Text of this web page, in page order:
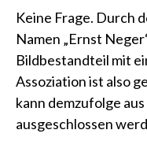
Keine Frage. Durch
Namen „Ernst
Bildbestandteil mit
Assoziation ist also
kann demzufolge
ausgeschlossen